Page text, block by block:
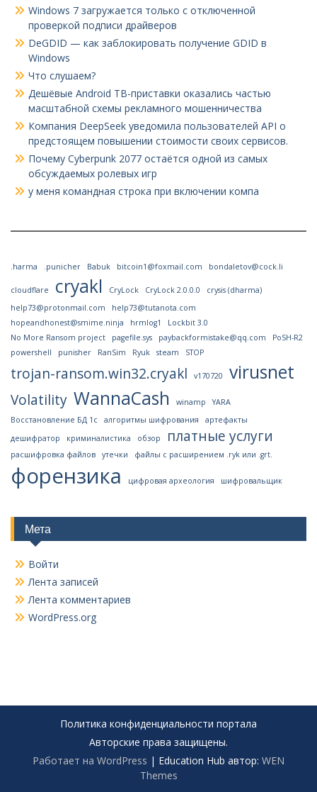
Windows 7 загружается только с отключенной
проверкой подписи драйверов
DeGDID — как заблокировать получение GDID в
Windows
Что слушаем?
Дешёвые Android ТВ-приставки оказались частью
масштабной схемы рекламного мошенничества
Компания DeepSeek уведомила пользователей API о
предстоящем повышении стоимости своих сервисов.
Почему Cyberpunk 2077 остаётся одной из самых
обсуждаемых ролевых игр
у меня командная строка при включении компа
.harma .punicher Babuk bitcoin1@foxmail.com bondaletov@cock.li
cloudflare cryakl CryLock CryLock 2.0.0.0
crysis (dharma)
help73@protonmail.com
help73@tutanota.com
hopeandhonest@smime.ninja
hrmlog1
Lockbit 3.0
No More Ransom project
pagefile.sys paybackformistake@qq.com
PoSH-R2
powershell
punisher RanSim Ryuk steam STOP
trojan-ransom.win32.cryakl v170720 virusnet
Volatility WannaCash winamp
YARA
Восстановление БД 1с
алгоритмы шифрования
артефакты
дешифратор
криминалистика обзор платные услуги
расшифровка файлов утечки файлы с расширением .ryk или .grt.
форензика цифровая археология шифровальщик
Мета
Войти
Лента записей
Лента комментариев
WordPress.org
Политика конфиденциальности портала
Авторские права защищены.
Работает на WordPress | Education Hub автор: WEN
Themes